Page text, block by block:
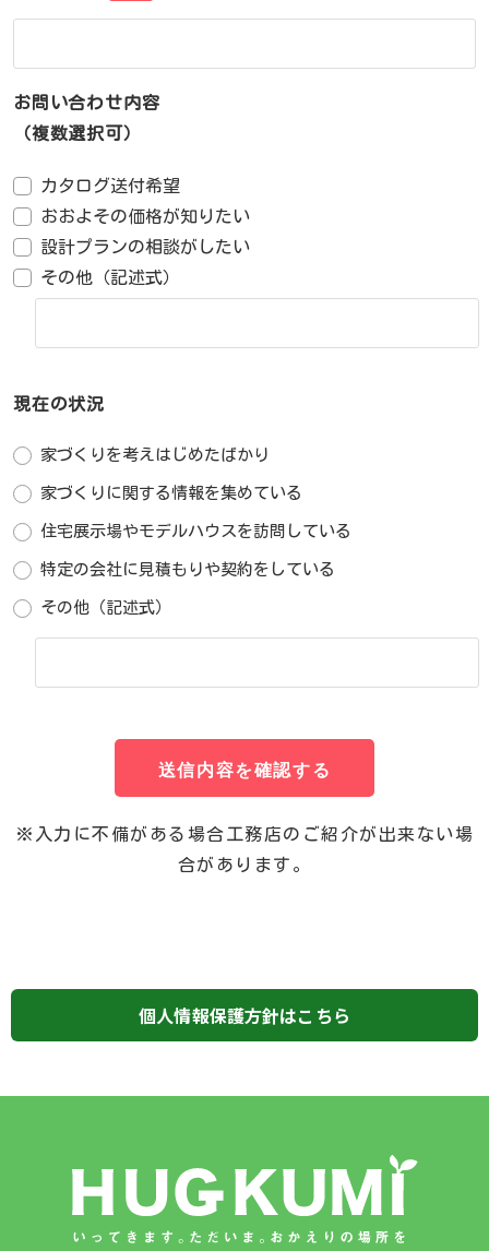
お問い合わせ内容
（複数選択可）
カタログ送付希望
おおよその価格が知りたい
設計プランの相談がしたい
その他（記述式）
現在の状況
家づくりを考えはじめたばかり
家づくりに関する情報を集めている
住宅展示場やモデルハウスを訪問している
特定の会社に見積もりや契約をしている
その他（記述式）
送信内容を確認する
※入力に不備がある場合工務店のご紹介が出来ない場
合があります。
個人情報保護方針はこちら